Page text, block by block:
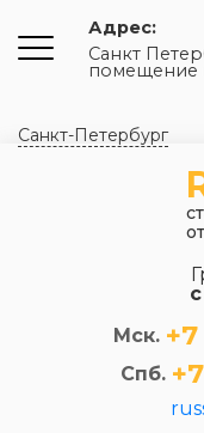
Адрес:
Санкт
помещение
Санкт-Петербург
Мск.
Спб.